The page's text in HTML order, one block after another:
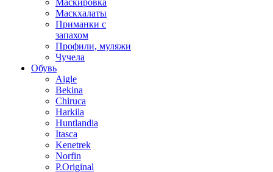
Маскировка
Маскхалаты
Приманки с
запахом
Профили, муляжи
Чучела
Обувь
Aigle
Bekina
Chiruсa
Harkila
Huntlandia
Itasca
Kenetrek
Norfin
P.Original